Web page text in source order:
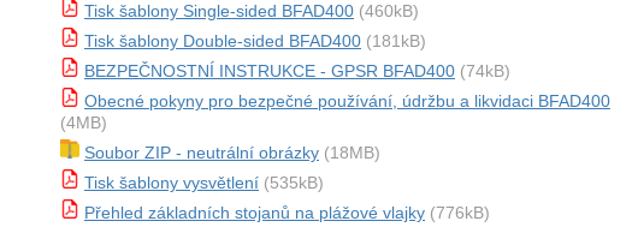
Tisk šablony Single-sided BFAD400 (460kB)
Tisk šablony Double-sided BFAD400 (181kB)
BEZPEČNOSTNÍ INSTRUKCE - GPSR BFAD400 (74kB)
Obecné pokyny pro bezpečné používání, údržbu a likvidaci BFAD400
(4MB)
Soubor ZIP - neutrální obrázky (18MB)
Tisk šablony vysvětlení (535kB)
Přehled základních stojanů na plážové vlajky (776kB)